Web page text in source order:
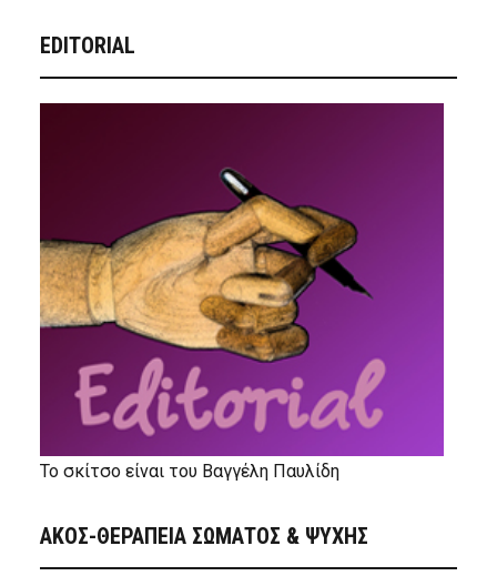
EDITORIAL
Το σκίτσο είναι του Βαγγέλη Παυλίδη
ΑΚΟΣ-ΘΕΡΑΠΕΙΑ ΣΩΜΑΤΟΣ & ΨΥΧΗΣ